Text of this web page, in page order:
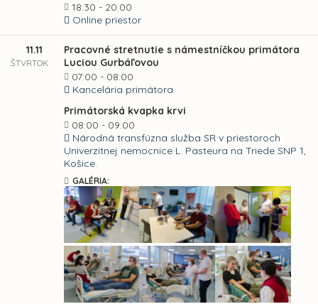
18:30 - 20:00
Online priestor
11.11
ŠTVRTOK
Pracovné stretnutie s námestníčkou primátora
Luciou Gurbáľovou
07:00 - 08:00
Kancelária primátora
Primátorská kvapka krvi
08:00 - 09:00
Národná transfúzna služba SR v priestoroch
Univerzitnej nemocnice L. Pasteura na Triede SNP 1,
Košice.
GALÉRIA: